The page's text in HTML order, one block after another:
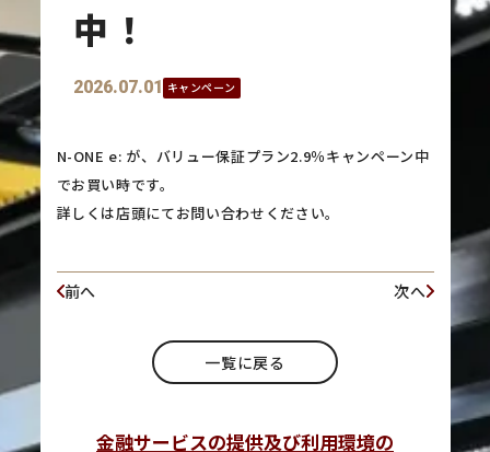
中！
2026.07.01 キャンペーン
N-ONE e: が、バリュー保証プラン2.9％キャンペーン中
でお買い時です。
詳しくは店頭にてお問い合わせください。
前へ 次へ
一覧に戻る
金融サービスの提供及び利用環境の